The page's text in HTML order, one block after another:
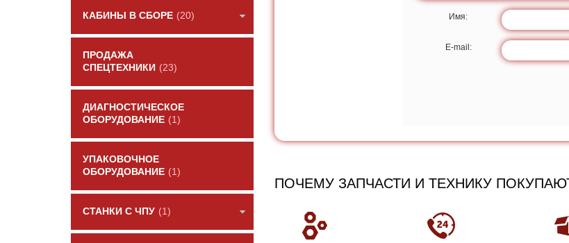
КАБИНЫ В СБОРЕ (20)
ПРОДАЖА
СПЕЦТЕХНИКИ (23)
ДИАГНОСТИЧЕСКОЕ
ОБОРУДОВАНИЕ (1)
УПАКОВОЧНОЕ
ОБОРУДОВАНИЕ (1)
СТАНКИ С ЧПУ (1)
Имя:
E-mail:
ПОЧЕМУ ЗАПЧАСТИ И ТЕХНИКУ